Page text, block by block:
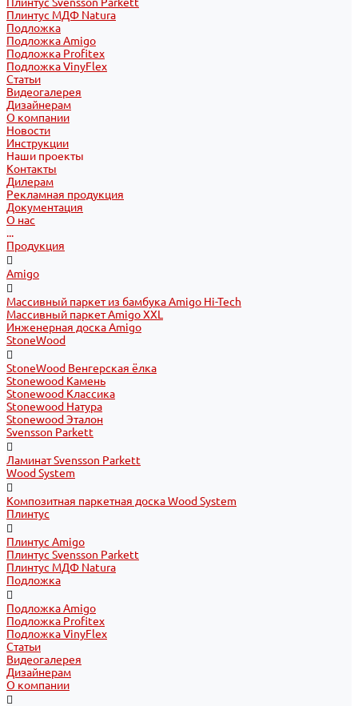
Плинтус МДФ Natura
Подложка
Подложка Amigo
Подложка Profitex
Подложка VinyFlex
Статьи
Видеогалерея
Дизайнерам
О компании
Новости
Инструкции
Наши проекты
Контакты
Дилерам
Рекламная продукция
Документация
О нас
...
Продукция
Amigo
Массивный паркет из бамбука Amigo Hi-Tech
Массивный паркет Amigo XXL
Инженерная доска Amigo
StoneWood
StoneWood Венгерская ёлка
Stonewood Камень
Stonewood Классика
Stonewood Натура
Stonewood Эталон
Svensson Parkett
Ламинат Svensson Parkett
Wood System
Композитная паркетная доска Wood System
Плинтус
Плинтус Amigo
Плинтус Svensson Parkett
Плинтус МДФ Natura
Подложка
Подложка Amigo
Подложка Profitex
Подложка VinyFlex
Статьи
Видеогалерея
Дизайнерам
О компании